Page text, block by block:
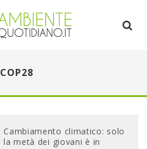
COP28
Cambiamento climatico: solo
la metà dei giovani è in